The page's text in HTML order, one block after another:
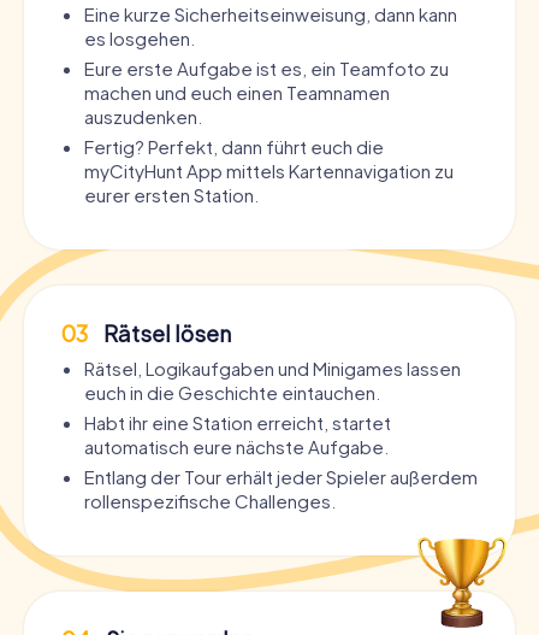
Eine kurze Sicherheitseinweisung, dann kann
es losgehen.
Eure erste Aufgabe ist es, ein Teamfoto zu
machen und euch einen Teamnamen
auszudenken.
Fertig? Perfekt, dann führt euch die
myCityHunt App mittels Kartennavigation zu
eurer ersten Station.
03 Rätsel lösen
Rätsel, Logikaufgaben und Minigames lassen
euch in die Geschichte eintauchen.
Habt ihr eine Station erreicht, startet
automatisch eure nächste Aufgabe.
Entlang der Tour erhält jeder Spieler außerdem
rollenspezifische Challenges.